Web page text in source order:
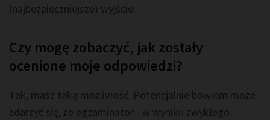
(najbezpieczniejsze) wyjście.
Czy mogę zobaczyć, jak zostały
ocenione moje odpowiedzi?
Tak, masz taką możliwość. Potencjalnie bowiem może
zdarzyć się, że egzaminator - w wyniku zwykłego